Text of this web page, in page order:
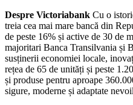
Despre Victoriabank Cu o
treia cea mai mare bancă din
de peste 16% și active de 30 de
majoritari Banca Transilvania și
susținerii economiei locale,
rețea de 65 de unități și peste
și produse pentru aproape
sigure, moderne și adaptate